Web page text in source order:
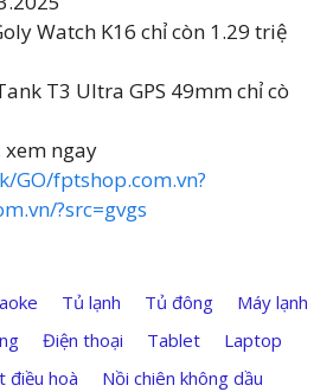
Watch K16 chỉ còn 1.29 triệ
T3 Ultra GPS 49mm chỉ cò
xem ngay
GO/fptshop.com.vn?
?src=gvgs
Tủ lạnh Tủ đông
Máy lạnh
Điện thoại Tablet
Laptop
điều hoà
Nồi chiên không dầu